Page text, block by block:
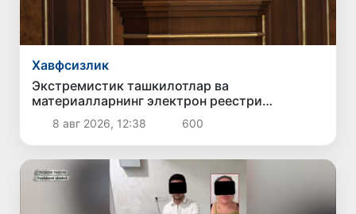
Хавфсизлик
Экстремистик ташкилотлар ва
материалларнинг электрон реестри
юритилади
8 авг 2026, 12:38 600